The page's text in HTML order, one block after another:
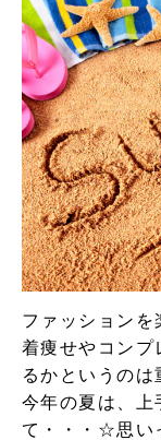
ファッションを
着痩せやコンプ
るかというのは
今年の夏は、上
て・・・☆思い